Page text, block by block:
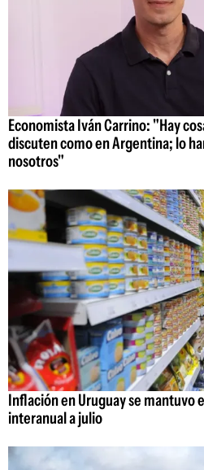
Economista Iván Carrino: "Hay
discuten como en Argentina; lo
nosotros"
Inflación en Uruguay se mantuvo
interanual a julio